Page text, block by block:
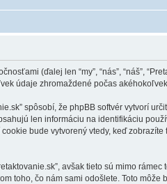
(ďalej len “my”, “nás”, “náš”,
údaje zhromaždené počas
spôsobí, že phpBB softvér vytvorí
len informáciu na identifikáciu
bude vytvorený vtedy, keď
avšak tieto sú mimo
toho, čo nám sami odošlete. Toto